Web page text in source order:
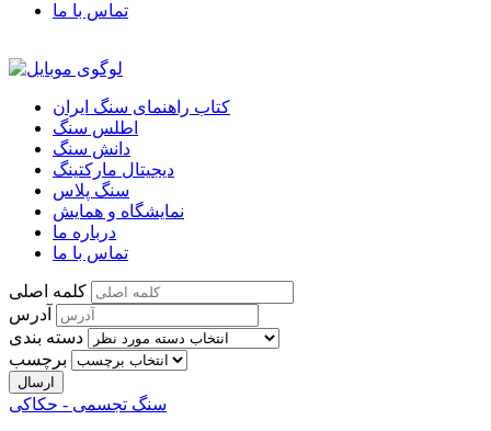
تماس با ما
کتاب راهنمای سنگ ایران
اطلس سنگ
دانش سنگ
دیجیتال مارکتینگ
سنگ پلاس
نمایشگاه و همایش
درباره ما
تماس با ما
کلمه اصلی
آدرس
دسته بندی
برچسب
سنگ تجسمی - حکاکی